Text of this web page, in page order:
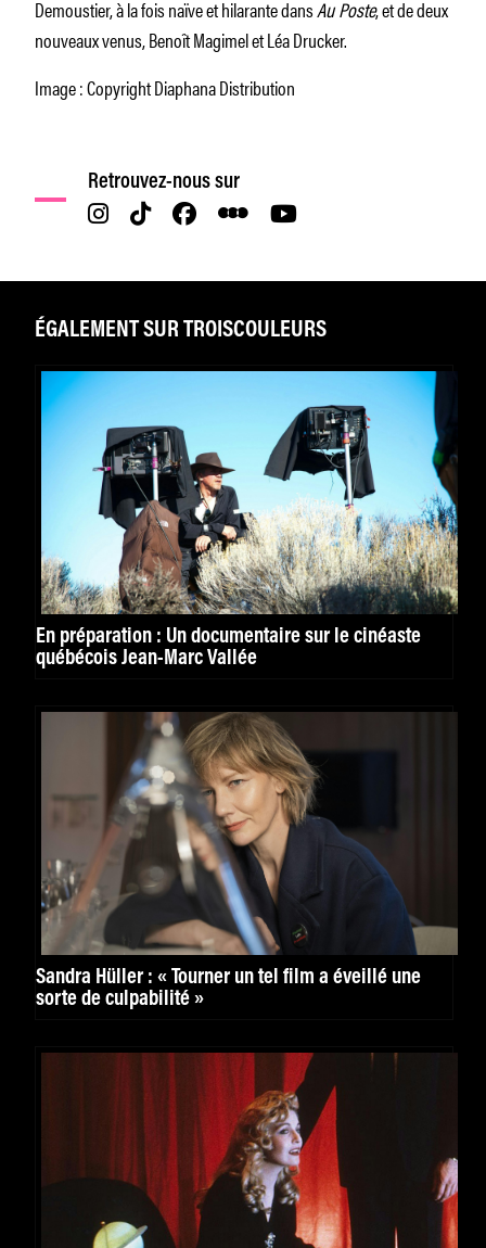
Demoustier, à la fois naïve et hilarante dansAu Poste, et de deux
nouveaux venus, Benoît Magimel et Léa Drucker.
Image : Copyright Diaphana Distribution
Retrouvez-nous sur
ÉGALEMENT SUR TROISCOULEURS
En préparation : Un documentaire sur le cinéaste
québécois Jean-Marc Vallée
Sandra Hüller : « Tourner un tel film a éveillé une
sorte de culpabilité »